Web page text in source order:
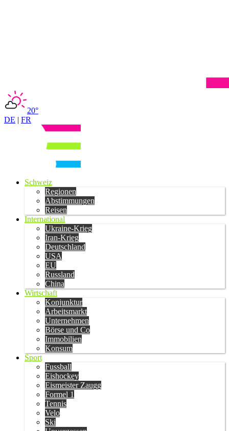
20°
DE | FR
Schweiz
Regionen
Abstimmungen
Reisen
International
Ukraine-Krieg
Iran-Krieg
Deutschland
USA
EU
Russland
China
Wirtschaft
Konjunktur
Arbeitsmarkt
Unternehmen
Börse und Co
Immobilien
Konsum
Sport
Fussball
Eishockey
Eismeister Zaugg
Formel 1
Tennis
Velo
Ski